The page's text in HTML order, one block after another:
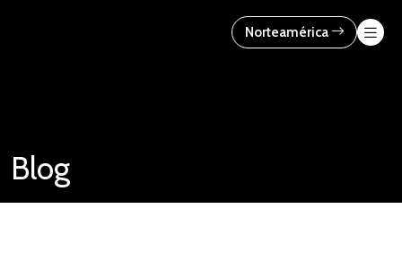
Norteamérica
Blog